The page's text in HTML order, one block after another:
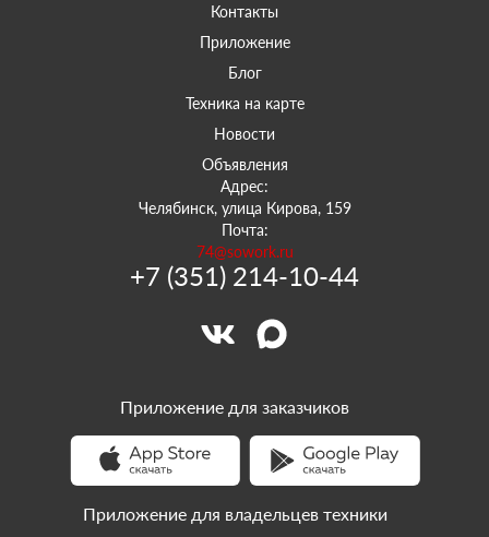
Контакты
Приложение
Блог
Техника на карте
Новости
Объявления
Адрес:
Челябинск, улица Кирова, 159
Почта:
74@sowork.ru
+7 (351) 214-10-44
Приложение для заказчиков
Приложение для владельцев техники